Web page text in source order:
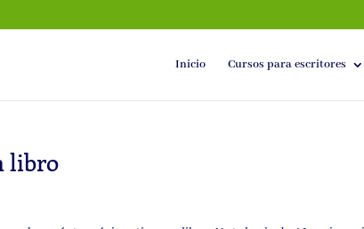
Inicio Cursos para escritores
libro